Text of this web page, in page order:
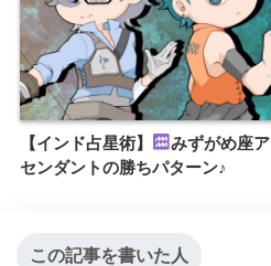
【インド占星術】
みずがめ座ア
センダントの勝ちパターン♪
この記事を書いた人